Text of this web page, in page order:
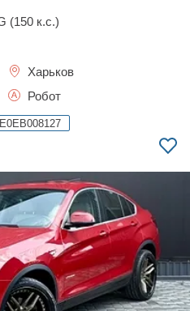
(150 к.с.)
Харьков
Робот